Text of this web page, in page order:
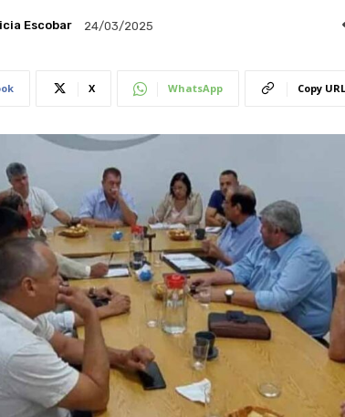
Escobar 24/03/2025
X WhatsApp Copy URL